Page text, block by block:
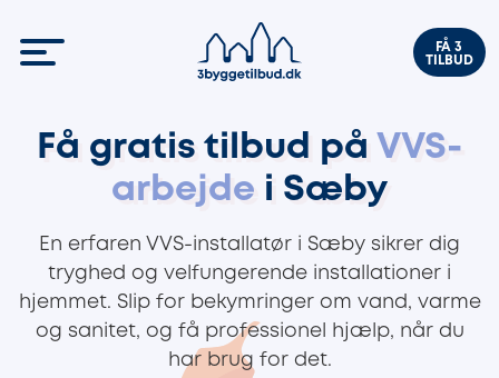
FÅ 3
TILBUD
Få gratis tilbud på VVS-
arbejde i Sæby
En erfaren VVS-installatør i Sæby sikrer dig
tryghed og velfungerende installationer i
hjemmet. Slip for bekymringer om vand, varme
og sanitet, og få professionel hjælp, når du
har brug for det.